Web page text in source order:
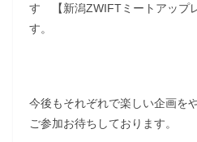
す 【新潟ZWIFTミートアップ
す。
今後もそれぞれで楽しい企画を
ご参加お待ちしております。